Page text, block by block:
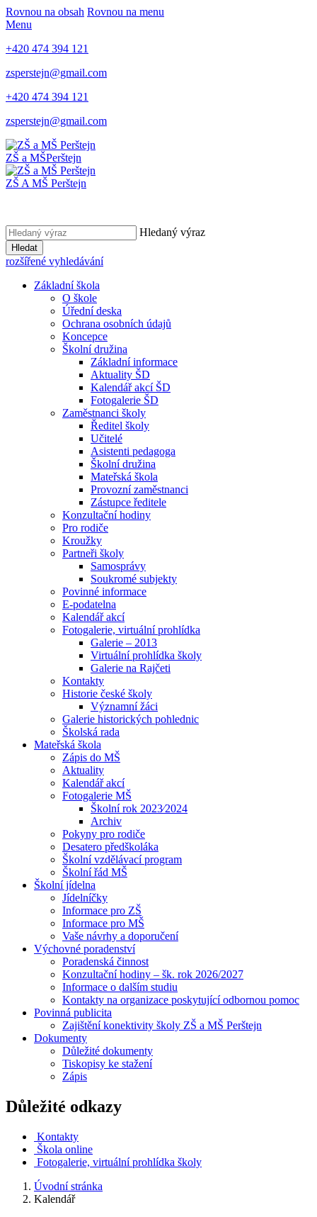
Rovnou na obsah Rovnou na menu
Menu
+420 474 394 121
zsperstejn@gmail.com
+420 474 394 121
zsperstejn@gmail.com
ZŠ a MŠPerštejn
ZŠ A MŠ Perštejn
Hledaný výraz
Hledat
rozšířené vyhledávání
Základní škola
O škole
Úřední deska
Ochrana osobních údajů
Koncepce
Školní družina
Základní informace
Aktuality ŠD
Kalendář akcí ŠD
Fotogalerie ŠD
Zaměstnanci školy
Ředitel školy
Učitelé
Asistenti pedagoga
Školní družina
Mateřská škola
Provozní zaměstnanci
Zástupce ředitele
Konzultační hodiny
Pro rodiče
Kroužky
Partneři školy
Samosprávy
Soukromé subjekty
Povinné informace
E-podatelna
Kalendář akcí
Fotogalerie, virtuální prohlídka
Galerie – 2013
Virtuální prohlídka školy
Galerie na Rajčeti
Kontakty
Historie české školy
Významní žáci
Galerie historických pohlednic
Školská rada
Mateřská škola
Zápis do MŠ
Aktuality
Kalendář akcí
Fotogalerie MŠ
Školní rok 2023⁄2024
Archiv
Pokyny pro rodiče
Desatero předškoláka
Školní vzdělávací program
Školní řád MŠ
Školní jídelna
Jídelníčky
Informace pro ZŠ
Informace pro MŠ
Vaše návrhy a doporučení
Výchovné poradenství
Poradenská činnost
Konzultační hodiny – šk. rok 2026/2027
Informace o dalším studiu
Kontakty na organizace poskytující odbornou pomoc
Povinná publicita
Zajištění konektivity školy ZŠ a MŠ Perštejn
Dokumenty
Důležité dokumenty
Tiskopisy ke stažení
Zápis
Důležité odkazy
Kontakty
Škola online
Fotogalerie, virtuální prohlídka školy
Úvodní stránka
Kalendář